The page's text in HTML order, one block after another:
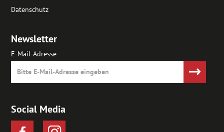
Datenschutz
Newsletter
E-Mail-Adresse
Social Media